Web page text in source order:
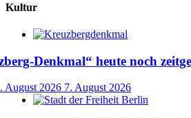
Kultur
Denkmal“ heute noch
August 2026 7. August 2026